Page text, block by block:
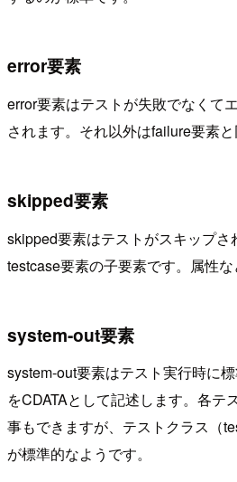
error要素
error要素はテストが失敗でなくて
されます。それ以外はfailure要素と
skipped要素
skipped要素はテストがスキップさ
testcase要素の子要素です。属性な
system-out要素
system-out要素はテスト実行時に
をCDATAとして記述します。各テ
事もできますが、テストクラス（
が標準的なようです。